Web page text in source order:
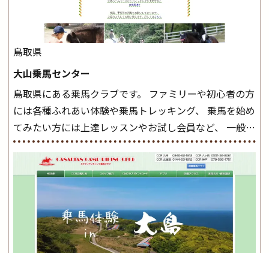
駈歩(かけあし)練習に入ります。 ホップクラス スタート
クラスで常歩(なみあし)や 速歩、駈歩の初歩をマスター
したら、 次は部班にて駈歩を含めた誘導練習を行いま
しょう。 ステップクラス ホップクラスまでに練習した
の扶助操作や誘導方法を身につけましょう。 注意事項
◆馬場使用状況により、使用する馬場はこちらで決定い
たしますのでご了承ください ◆基本は雨天決行です
が、落雷・強風等のより、安全上急遽中止させていただ
く場合がございます。 ◆三木ホースランドパークの協議
会や講習会等により、一部レッスンが中止になる場合が
ございます。 その際、ご予約いただいている皆様には事
前にご連絡いたします。MIKIホーストレックのツアー
はこちら
鳥取県
大山乗馬センター
鳥取県にある乗馬クラブです。 ファミリーや初心者の方
には各種ふれあい体験や乗馬トレッキング、 乗馬を始め
てみたい方には上達レッスンやお試し会員など、 一般の
方に幅広くお楽しみいただける施設を目指しています。
また、お手軽（低価格）に会員になったり自分の馬を持
つことのできる乗馬クラブでもあり、 健康や趣味、スポ
ーツ競技として、老若男女様々な方が、日々乗馬をお楽
しみいただいています。 なお、ゴールデンウィークと夏
休み期間中は無休で営業していますので、ぜひご家族で
お越しください！大山乗馬センターの紹介記事はこち